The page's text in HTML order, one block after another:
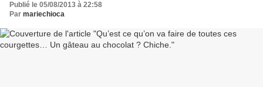
Publié le 05/08/2013 à 22:58
Par mariechioca